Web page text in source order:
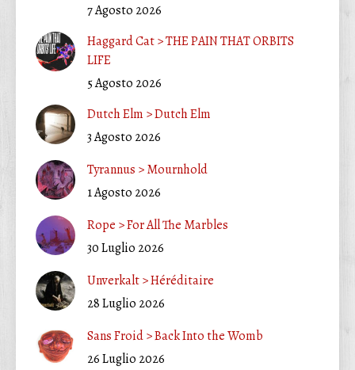
7 Agosto 2026
Haggard Cat > THE PAIN THAT ORBITS
LIFE
5 Agosto 2026
Dutch Elm > Dutch Elm
3 Agosto 2026
Tyrannus > Mournhold
1 Agosto 2026
Rope > For All The Marbles
30 Luglio 2026
Unverkalt > Héréditaire
28 Luglio 2026
Sans Froid > Back Into the Womb
26 Luglio 2026